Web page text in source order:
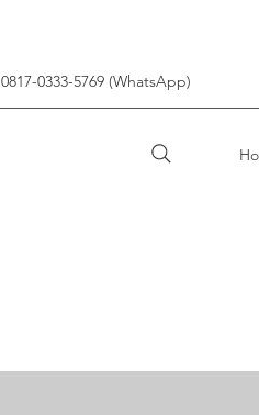
0817-0333-5769 (WhatsApp)